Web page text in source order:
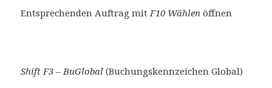
Entsprechenden Auftrag mitF10 Wählen öffnen
Shift F3 – BuGlobal (Buchungskennzeichen Global)